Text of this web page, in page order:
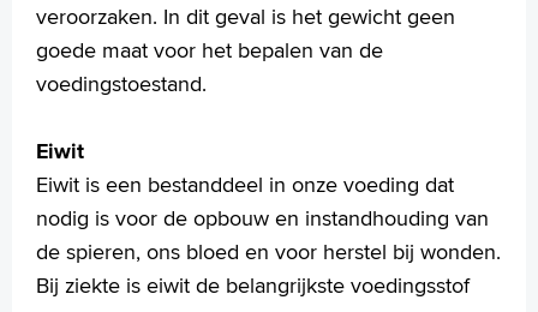
veroorzaken. In dit geval is het gewicht geen
goede maat voor het bepalen van de
voedingstoestand.
Eiwit
Eiwit is een bestanddeel in onze voeding dat
nodig is voor de opbouw en instandhouding van
de spieren, ons bloed en voor herstel bij wonden.
Bij ziekte is eiwit de belangrijkste voedingsstof